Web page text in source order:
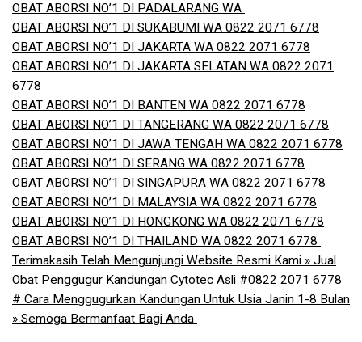
OBAT ABORSI NO’1 DI PADALARANG WA
OBAT ABORSI NO’1 DI SUKABUMI WA 0822 2071 6778
OBAT ABORSI NO’1 DI JAKARTA WA 0822 2071 6778
OBAT ABORSI NO’1 DI JAKARTA SELATAN WA 0822 2071
6778
OBAT ABORSI NO’1 DI BANTEN WA 0822 2071 6778
OBAT ABORSI NO’1 DI TANGERANG WA 0822 2071 6778
OBAT ABORSI NO’1 DI JAWA TENGAH WA 0822 2071 6778
OBAT ABORSI NO’1 DI SERANG WA 0822 2071 6778
OBAT ABORSI NO’1 DI SINGAPURA WA 0822 2071 6778
OBAT ABORSI NO’1 DI MALAYSIA WA 0822 2071 6778
OBAT ABORSI NO’1 DI HONGKONG WA 0822 2071 6778
OBAT ABORSI NO’1 DI THAILAND WA 0822 2071 6778 ​
Terimakasih Telah Mengunjungi Website Resmi Kami » Jual
Obat Penggugur Kandungan Cytotec Asli #0822 2071 6778
# Cara Menggugurkan Kandungan Untuk Usia Janin 1-8 Bulan
» Semoga Bermanfaat Bagi Anda